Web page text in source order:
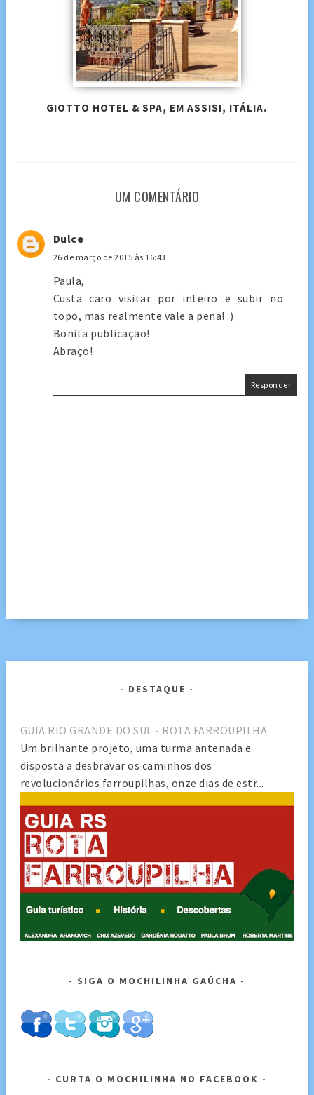
GIOTTO HOTEL & SPA, EM ASSISI, ITÁLIA.
UM COMENTÁRIO
Dulce
26 de março de 2015 às 16:43
Paula,
Custa caro visitar por inteiro e subir no
topo, mas realmente vale a pena! :)
Bonita publicação!
Abraço!
Responder
DESTAQUE
GUIA RIO GRANDE DO SUL - ROTA FARROUPILHA
Um brilhante projeto, uma turma antenada e
disposta a desbravar os caminhos dos
revolucionários farroupilhas, onze dias de estr...
SIGA O MOCHILINHA GAÚCHA
CURTA O MOCHILINHA NO FACEBOOK